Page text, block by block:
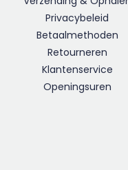
Privacybeleid
Betaalmethoden
Retourneren
Klantenservice
Openingsuren